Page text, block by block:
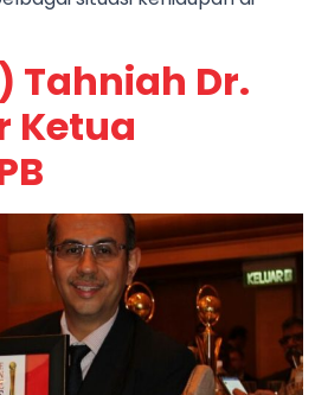
Tahniah Dr.
Ketua